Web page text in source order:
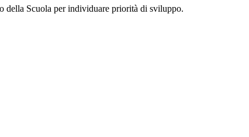
della Scuola per individuare priorità di sviluppo.